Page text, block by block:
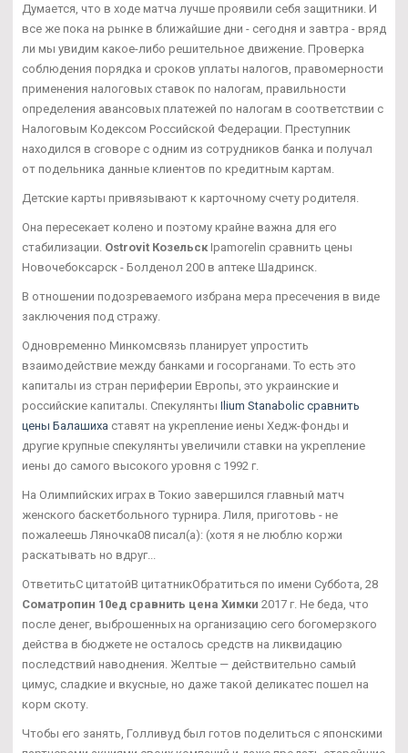
Думается, что в ходе матча лучше проявили себя защитники. И
все же пока на рынке в ближайшие дни - сегодня и завтра - вряд
ли мы увидим какое-либо решительное движение. Проверка
соблюдения порядка и сроков уплаты налогов, правомерности
применения налоговых ставок по налогам, правильности
определения авансовых платежей по налогам в соответствии с
Налоговым Кодексом Российской Федерации. Преступник
находился в сговоре с одним из сотрудников банка и получал
от подельника данные клиентов по кредитным картам.
Детские карты привязывают к карточному счету родителя.
Она пересекает колено и поэтому крайне важна для его
стабилизации. Ostrovit Козельск Ipamorelin сравнить цены
Новочебоксарск - Болденол 200 в аптеке Шадринск.
В отношении подозреваемого избрана мера пресечения в виде
заключения под стражу.
Одновременно Минкомсвязь планирует упростить
взаимодействие между банками и госорганами. То есть это
капиталы из стран периферии Европы, это украинские и
российские капиталы. Спекулянты Ilium Stanabolic сравнить
цены Балашиха ставят на укрепление иены Хедж-фонды и
другие крупные спекулянты увеличили ставки на укрепление
иены до самого высокого уровня с 1992 г.
На Олимпийских играх в Токио завершился главный матч
женского баскетбольного турнира. Лиля, приготовь - не
пожалеешь Ляночка08 писал(а): (хотя я не люблю коржи
раскатывать но вдруг...
ОтветитьС цитатойВ цитатникОбратиться по имени Суббота, 28
Cоматропин 10ед сравнить цена Химки 2017 г. Не беда, что
после денег, выброшенных на организацию сего богомерзкого
действа в бюджете не осталось средств на ликвидацию
последствий наводнения. Желтые — действительно самый
цимус, сладкие и вкусные, но даже такой деликатес пошел на
корм скоту.
Чтобы его занять, Голливуд был готов поделиться с японскими